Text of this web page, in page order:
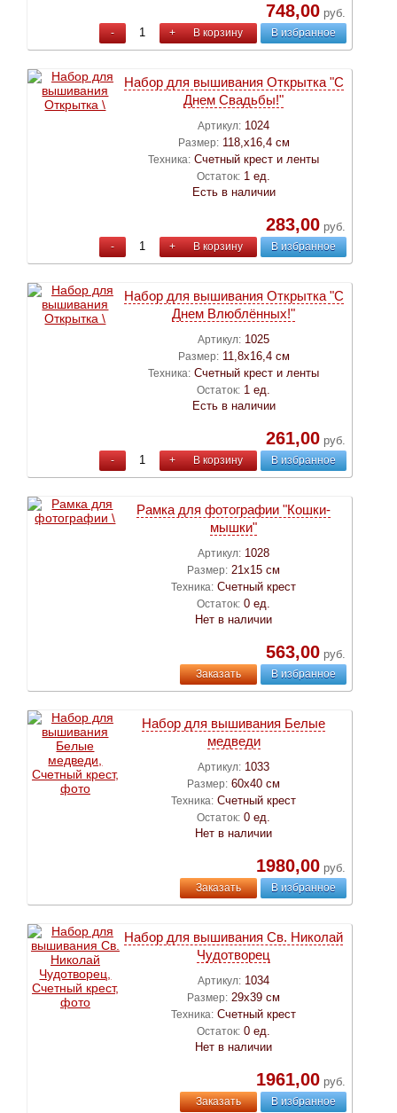
748,00руб.
- + В корзину В избранное
Набор для вышивания Открытка "С
Днем Свадьбы!"
Артикул: 1024
Размер: 118,х16,4 см
Техника: Счетный крест и ленты
Остаток: 1 ед.
Есть в наличии
283,00руб.
- + В корзину В избранное
Набор для вышивания Открытка "С
Днем Влюблённых!"
Артикул: 1025
Размер: 11,8х16,4 см
Техника: Счетный крест и ленты
Остаток: 1 ед.
Есть в наличии
261,00руб.
- + В корзину В избранное
Рамка для фотографии "Кошки-
мышки"
Артикул: 1028
Размер: 21х15 см
Техника: Счетный крест
Остаток: 0 ед.
Нет в наличии
563,00руб.
Заказать В избранное
Набор для вышивания Белые
медведи
Артикул: 1033
Размер: 60х40 см
Техника: Счетный крест
Остаток: 0 ед.
Нет в наличии
1980,00руб.
Заказать В избранное
Набор для вышивания Св. Николай
Чудотворец
Артикул: 1034
Размер: 29х39 см
Техника: Счетный крест
Остаток: 0 ед.
Нет в наличии
1961,00руб.
Заказать В избранное